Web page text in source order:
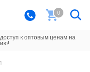
0
к оптовым ценам на
-